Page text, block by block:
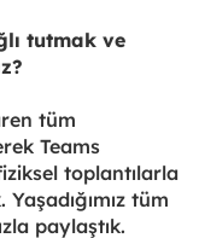
tutmak ve
tüm
Teams
toplantılarla
tüm
paylaştık.